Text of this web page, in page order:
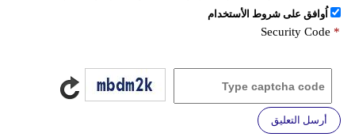
اُوافق على شروط الأستخدام
Security Code *
أرسل التعليق